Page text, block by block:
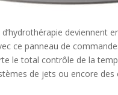
deviennent
ce panneau de
le total contrôle de la
de jets ou encore des